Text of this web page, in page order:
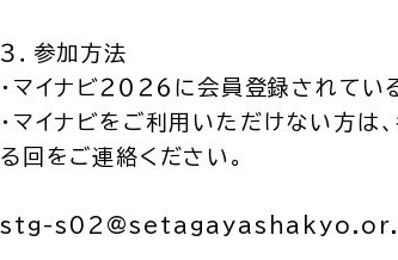
３．参加方法
・マイナビ２０２６に会員登録されて
・マイナビをご利用いただけない方
る回をご連絡ください。
stg-